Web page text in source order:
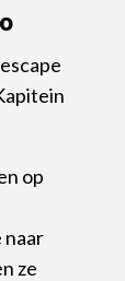
op
naar
ze